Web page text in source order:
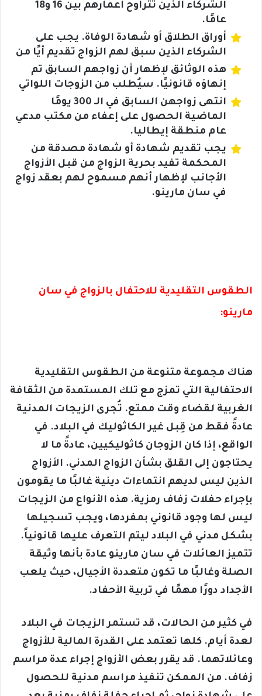
الشركاء الذين تتراوح أعمارهم بين 16 و18
عامًا.
أوراق الطلاق أو شهادة الوفاة. يجب على
الشركاء الذين سبق لهم الزواج تقديم أيًا من
هذه الوثائق لإظهار أن زواجهم السابق تم
إنهاؤه قانونيًا. سيُطلب من الزوجات اللواتي
انتهى زواجهن السابق في الـ 300 يومًا
الماضية الحصول على إعفاء من مكتب مدعي
عام منطقة إيطاليا.
يجب تقديم شهادة أو شهادة مصدقة من
المحكمة تفيد بحرية الزواج من قبل الأزواج
الأجانب لإظهار أنهم مسموح لهم بعقد زواج
في سان مارينو.
الطقوس التقليدية للاحتفال بالزواج في سان
مارينو:
هناك مجموعة متنوعة من الطقوس التقليدية
الاحتفالية التي تمزج مع تلك المستمدة من الثقافة
الغربية لقضاء وقت ممتع. تُجرى الزيجات المدنية
عادةً فقط من قِبل غير الكاثوليك في البلاد. في
الواقع، إذا كان الزوجان كاثوليكيين، عادةً ما لا
يحتاجون إلى القلق بشأن الزواج المدني. الأزواج
الذين ليس لديهم انتماءات دينية غالبًا ما يقومون
بإجراء حفلات زفاف رمزية. هذه الأنواع من الزيجات
ليس لها وجود قانوني بمفردها، ويجب تسجيلها
بشكل مدني في البلاد ليتم التعرف عليها قانونياً.
تتميز العائلات في سان مارينو عادة بأنها وثيقة
الصلة وغالبًا ما تكون متعددة الأجيال، حيث يلعب
الأجداد دورًا مهمًا في تربية الأحفاد.
في كثير من الحالات، قد تستمر الزيجات في البلاد
لعدة أيام. كلها تعتمد على القدرة المالية للأزواج
وعائلاتهما. قد يقرر بعض الأزواج إجراء عدة مراسم
زفاف. من الممكن تنفيذ مراسم مدنية للحصول